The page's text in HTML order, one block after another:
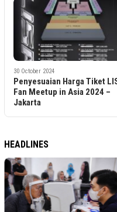
30 October 2024
Penyesuaian Harga Tiket
Fan Meetup in Asia 2024 –
Jakarta
HEADLINES